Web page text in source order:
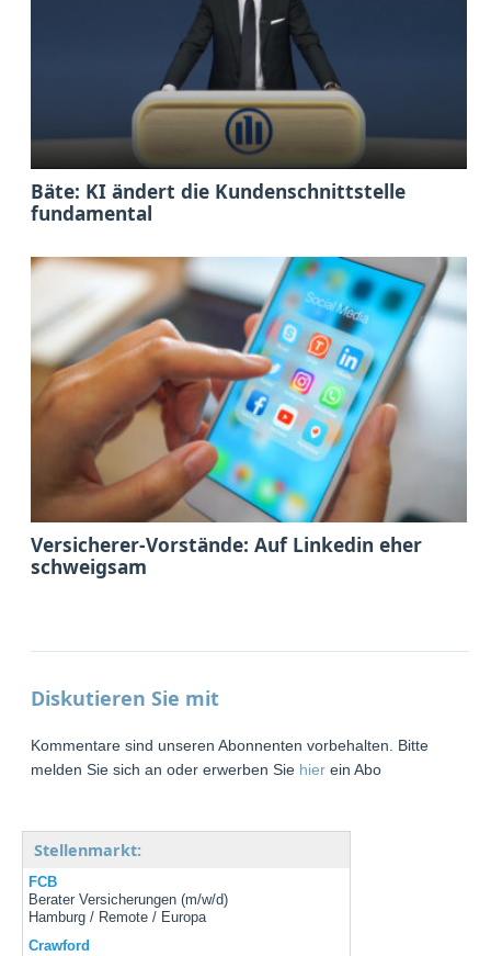
Bäte: KI ändert die Kundenschnittstelle
fundamental
Versicherer-Vorstände: Auf Linkedin eher
schweigsam
Diskutieren Sie mit
Kommentare sind unseren Abonnenten vorbehalten. Bitte
melden Sie sich an oder erwerben Sie hier ein Abo
Stellenmarkt:
FCB
Berater Versicherungen (m/w/d)
Hamburg / Remote / Europa
Crawford